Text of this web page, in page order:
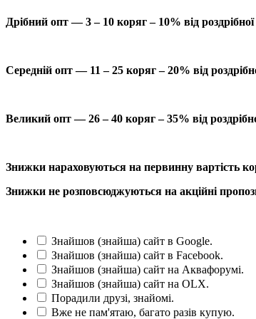
Дрібний опт — 3 – 10 коряг – 10% від роздрібної
Середній опт — 11 – 25 коряг – 20% від
Великий опт — 26 – 40 коряг – 35% від
Знижки нараховуються на первинну вартість
Знижки не розповсюджуються на акційні
Знайшов (знайша) сайт в Google.
Знайшов (знайша) сайт в Facebook.
Знайшов (знайша) сайт на Аквафорумі.
Знайшов (знайша) сайт на OLX.
Порадили друзі, знайомі.
Вже не пам'ятаю, багато разів купую.